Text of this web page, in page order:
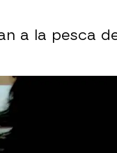
a la pesca